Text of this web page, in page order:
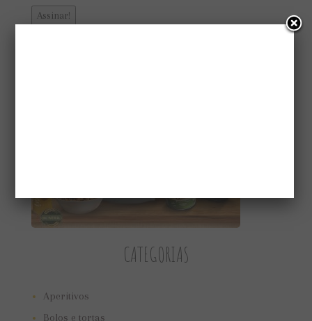
CATEGORIAS
Aperitivos
Bolos e tortas